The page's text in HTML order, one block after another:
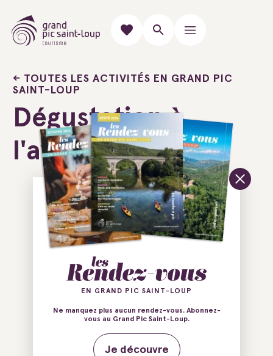
TOUTES LES ACTIVITÉS EN GRAND PIC
SAINT-LOUP
Dégustation à
l'aveugle
Ajouter au carnet de voyage
26 voie des Barons de
Caravettes
E-mail E-mail
EN GRAND PIC SAINT-LOUP
Ne manquez plus aucun rendez-vous. Abonnez-
vous au Grand Pic Saint-Loup.
Je découvre